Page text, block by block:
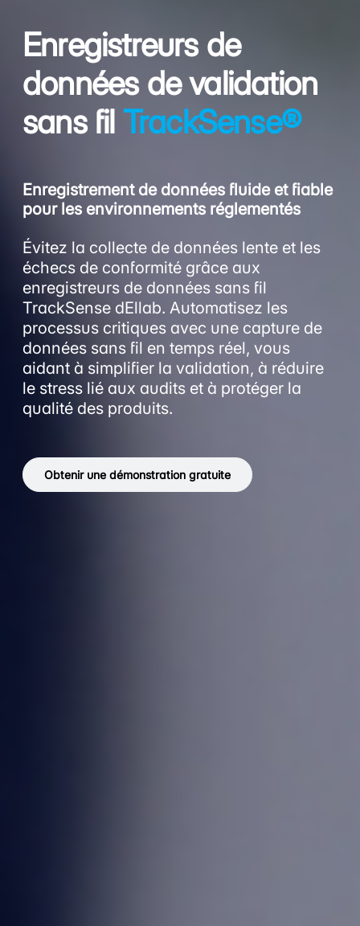
Enregistreurs de
données de validation
sans filTrackSense®
Enregistrement de données fluide et fiable
pour les environnements réglementés
Évitez la collecte de données lente et les
échecs de conformité grâce aux
enregistreurs de données sans fil
TrackSense dEllab. Automatisez les
processus critiques avec une capture de
données sans fil en temps réel, vous
aidant à simplifier la validation, à réduire
le stress lié aux audits et à protéger la
qualité des produits.
Obtenir une démonstration gratuite